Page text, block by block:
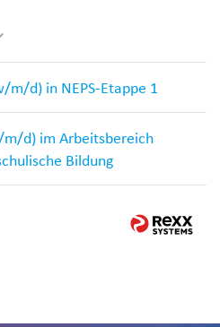
d) in NEPS-Etappe 1
d) im Arbeitsbereich
Bildung